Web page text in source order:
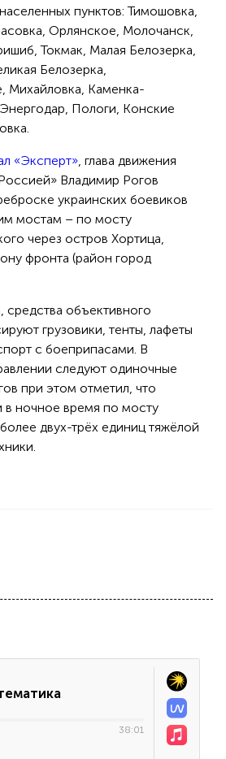
пунктов: Тимошовка,
Орлянское, Молочанск,
Токмак, Малая Белозерка,
Белозерка,
Михайловка, Каменка-
Пологи, Конские
«Эксперт» , глава движения
Владимир Рогов
украинских боевиков
мостам – по мосту
через остров Хортица,
фронта (район город
средства объективного
грузовики, тенты, лафеты
с боеприпасами. В
следуют одиночные
при этом отметил, что
в ночное время по мосту
двух-трёх единиц тяжёлой
38:01